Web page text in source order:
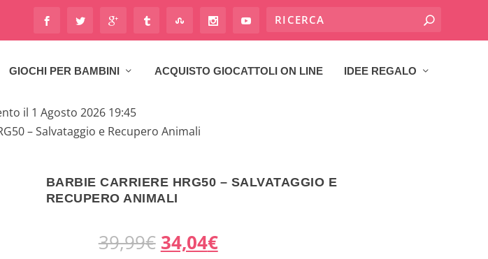
GIOCHI PER BAMBINI ACQUISTO GIOCATTOLI ON LINE IDEE REGALO
il 1 Agosto 2026 19:45
– Salvataggio e Recupero Animali
BARBIE CARRIERE HRG50 – SALVATAGGIO E
RECUPERO ANIMALI
39,99€ I
34,04€I